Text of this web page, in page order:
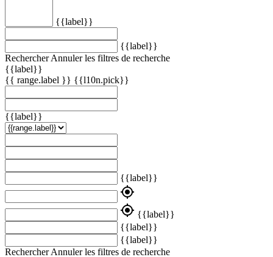
{{label}}
{{label}}
Rechercher Annuler les filtres de recherche
{{label}}
{{ range.label }} {{l10n.pick}}
{{label}}
{{label}}
my_location
my_location {{label}}
{{label}}
{{label}}
Rechercher Annuler les filtres de recherche